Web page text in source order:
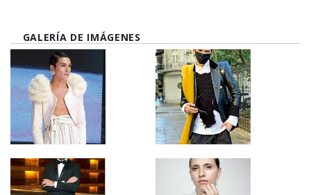
GALERÍA DE IMÁGENES